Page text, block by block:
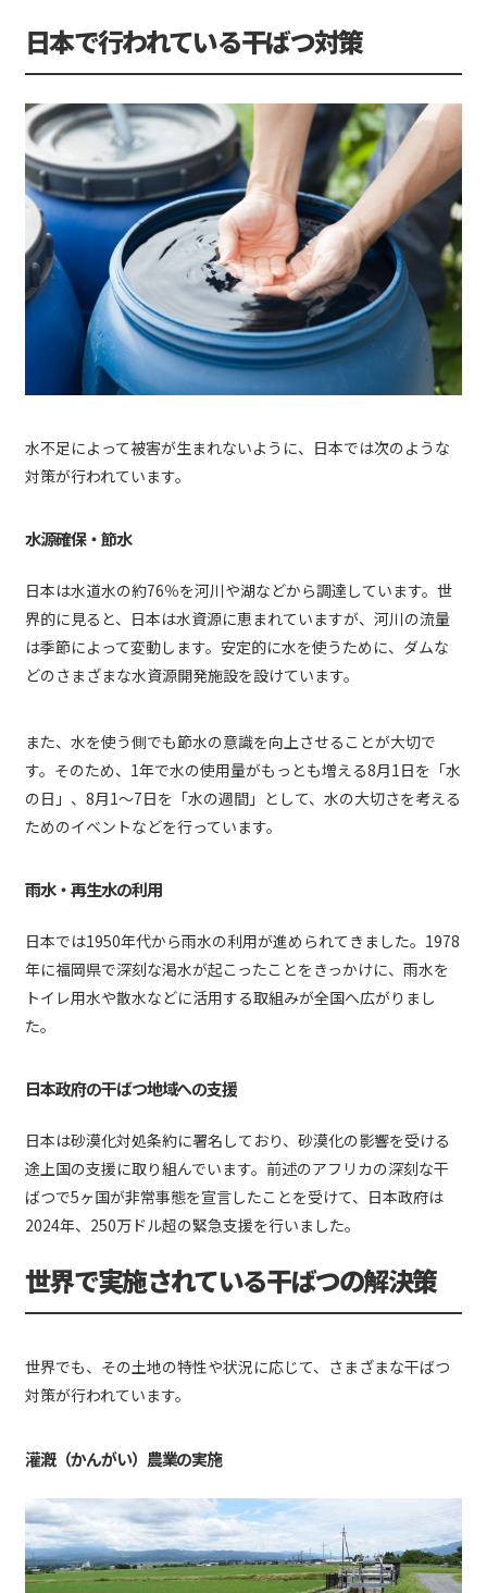
日本で行われている干ばつ対策
水不足によって被害が生まれないように、日本では次のような
対策が行われています。
水源確保・節水
日本は水道水の約76％を河川や湖などから調達しています。世
界的に見ると、日本は水資源に恵まれていますが、河川の流量
は季節によって変動します。安定的に水を使うために、ダムな
どのさまざまな水資源開発施設を設けています。
また、水を使う側でも節水の意識を向上させることが大切で
す。そのため、1年で水の使用量がもっとも増える8月1日を「水
の日」、8月1～7日を「水の週間」として、水の大切さを考える
ためのイベントなどを行っています。
雨水・再生水の利用
日本では1950年代から雨水の利用が進められてきました。1978
年に福岡県で深刻な渇水が起こったことをきっかけに、雨水を
トイレ用水や散水などに活用する取組みが全国へ広がりまし
た。
日本政府の干ばつ地域への支援
日本は砂漠化対処条約に署名しており、砂漠化の影響を受ける
途上国の支援に取り組んでいます。前述のアフリカの深刻な干
ばつで5ヶ国が非常事態を宣言したことを受けて、日本政府は
2024年、250万ドル超の緊急支援を行いました。
世界で実施されている干ばつの解決策
世界でも、その土地の特性や状況に応じて、さまざまな干ばつ
対策が行われています。
灌漑（かんがい）農業の実施